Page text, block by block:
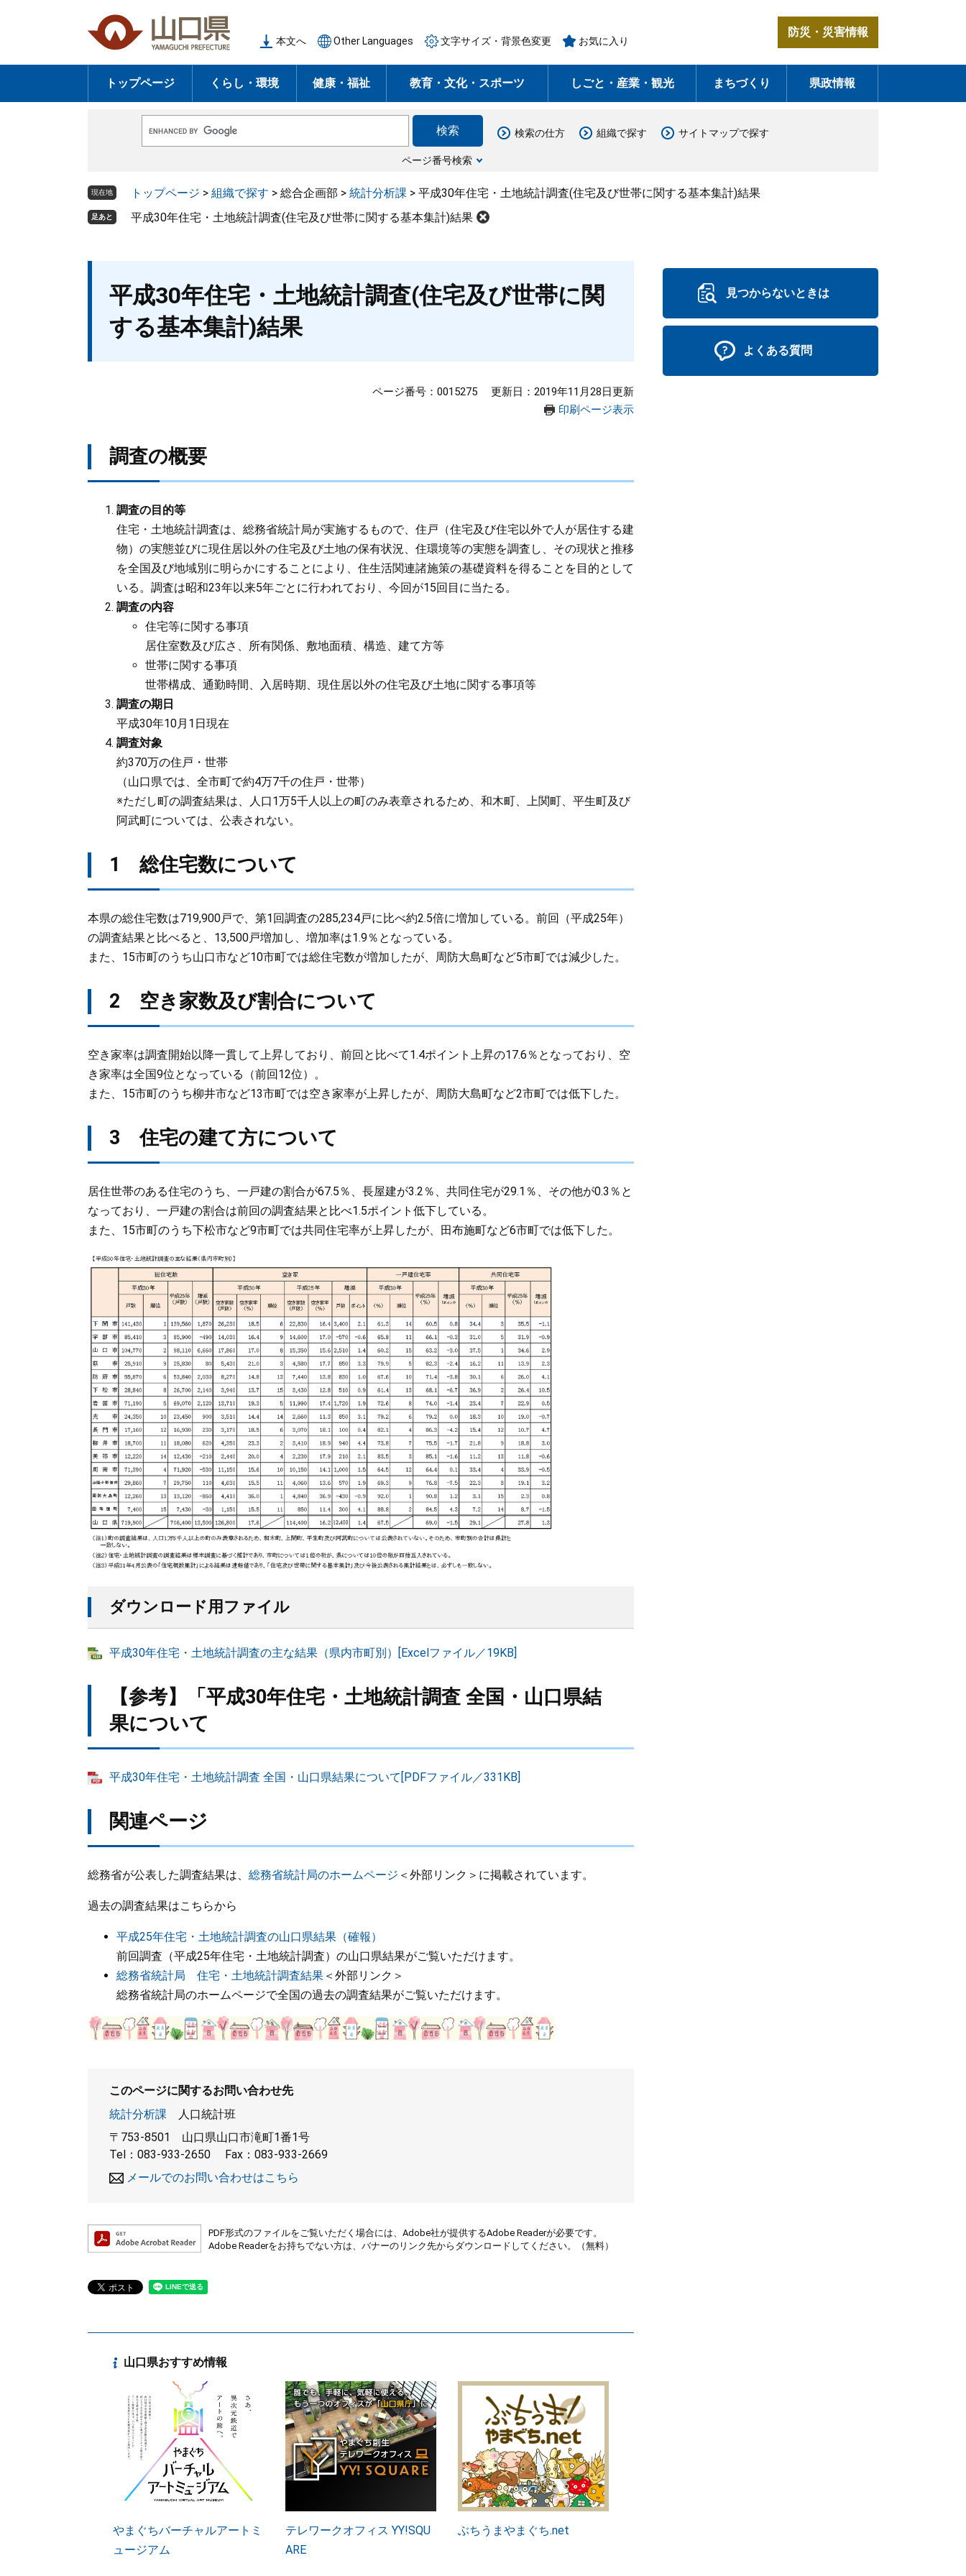
の
頭
ー
飛
本文へ Other Languages 文字サイズ・背景色変更 お気に入り
防災・災害情報
トップページ くらし・環境 健康・福祉 教育・文化・スポーツ しごと・産業・観光 まちづくり 県政情報
o
e
ス
ページ番号検索
検索の仕方 組織で探す サイトマップで探す
現在地 トップページ > 組織で探す > 総合企画部 > 統計分析課 > 平成30年住宅・土地統計調査(住宅及び世帯に関する基本集計)結果
足あと 平成30年住宅・土地統計調査(住宅及び世帯に関する基本集計)結果
平成30年住宅・土地統計調査(住宅及び世帯に関
する基本集計)結果
ページ番号：0015275
更新日：2019年11月28日更新
印刷ページ表示
調査の概要
調査の目的等
住宅・土地統計調査は、総務省統計局が実施するもので、住戸（住宅及び住宅以外で人が居住する建
物）の実態並びに現住居以外の住宅及び土地の保有状況、住環境等の実態を調査し、その現状と推移
を全国及び地域別に明らかにすることにより、住生活関連諸施策の基礎資料を得ることを目的として
いる。調査は昭和23年以来5年ごとに行われており、今回が15回目に当たる。
調査の内容
住宅等に関する事項
居住室数及び広さ、所有関係、敷地面積、構造、建て方等
世帯に関する事項
世帯構成、通勤時間、入居時期、現住居以外の住宅及び土地に関する事項等
調査の期日
平成30年10月1日現在
調査対象
約370万の住戸・世帯
（山口県では、全市町で約4万7千の住戸・世帯）
※ただし町の調査結果は、人口1万5千人以上の町のみ表章されるため、和木町、上関町、平生町及び
阿武町については、公表されない。
1 総住宅数について
本県の総住宅数は719,900戸で、第1回調査の285,234戸に比べ約2.5倍に増加している。前回（平成25年）
の調査結果と比べると、13,500戸増加し、増加率は1.9％となっている。
また、15市町のうち山口市など10市町では総住宅数が増加したが、周防大島町など5市町では減少した。
2 空き家数及び割合について
空き家率は調査開始以降一貫して上昇しており、前回と比べて1.4ポイント上昇の17.6％となっており、空
き家率は全国9位となっている（前回12位）。
また、15市町のうち柳井市など13市町では空き家率が上昇したが、周防大島町など2市町では低下した。
3 住宅の建て方について
居住世帯のある住宅のうち、一戸建の割合が67.5％、長屋建が3.2％、共同住宅が29.1％、その他が0.3％と
なっており、一戸建の割合は前回の調査結果と比べ1.5ポイント低下している。
また、15市町のうち下松市など9市町では共同住宅率が上昇したが、田布施町など6市町では低下した。
ダウンロード用ファイル
平成30年住宅・土地統計調査の主な結果（県内市町別）[Excelファイル／19KB]
【参考】「平成30年住宅・土地統計調査 全国・山口県結
果について
平成30年住宅・土地統計調査 全国・山口県結果について[PDFファイル／331KB]
関連ページ
総務省が公表した調査結果は、 総務省統計局のホームページ ＜外部リンク＞ に掲載されています。
過去の調査結果はこちらから
平成25年住宅・土地統計調査の山口県結果（確報）
前回調査（平成25年住宅・土地統計調査）の山口県結果がご覧いただけます。
総務省統計局 住宅・土地統計調査結果 ＜外部リンク＞
総務省統計局のホームページで全国の過去の調査結果がご覧いただけます。
このページに関するお問い合わせ先
統計分析課
人口統計班
〒753-8501
山口県山口市滝町1番1号
Tel：083-933-2650
Fax：083-933-2669
メールでのお問い合わせはこちら
PDF形式のファイルをご覧いただく場合には、Adobe社が提供するAdobe Readerが必要です。
Adobe Readerをお持ちでない方は、バナーのリンク先からダウンロードしてください。（無料）
山口県おすすめ情報
やまぐちバーチャルアートミ
ュージアム
テレワークオフィス YY!SQU
ARE
ぶちうまやまぐち.net
見つからないときは
よくある質問